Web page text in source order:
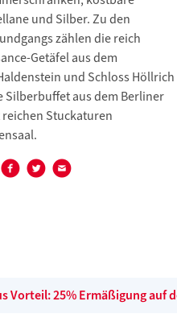
und Silber. Zu den
zählen die reich
Getäfel aus dem
und Schloss Höllrich
Silberbuffet aus dem Berliner
Stuckaturen
Vorteil: 25% Ermäßigung auf